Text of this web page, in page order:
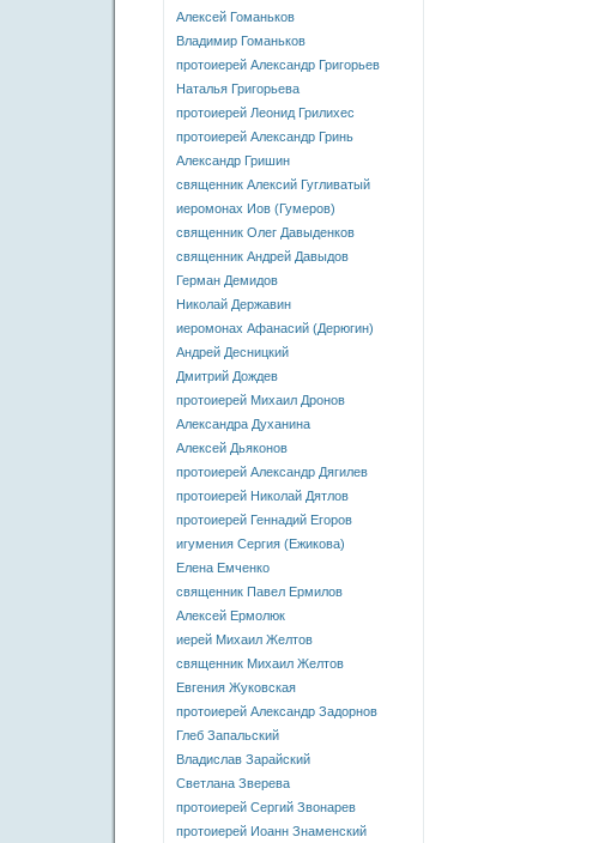
Алексей Гоманьков
Владимир Гоманьков
протоиерей Александр Григорьев
Наталья Григорьева
протоиерей Леонид Грилихес
протоиерей Александр Гринь
Александр Гришин
священник Алексий Гугливатый
иеромонах Иов (Гумеров)
священник Олег Давыденков
священник Андрей Давыдов
Герман Демидов
Николай Державин
иеромонах Афанасий (Дерюгин)
Андрей Десницкий
Дмитрий Дождев
протоиерей Михаил Дронов
Александра Духанина
Алексей Дьяконов
протоиерей Александр Дягилев
протоиерей Николай Дятлов
протоиерей Геннадий Егоров
игумения Сергия (Ежикова)
Елена Емченко
священник Павел Ермилов
Алексей Ермолюк
иерей Михаил Желтов
священник Михаил Желтов
Евгения Жуковская
протоиерей Александр Задорнов
Глеб Запальский
Владислав Зарайский
Светлана Зверева
протоиерей Сергий Звонарев
протоиерей Иоанн Знаменский